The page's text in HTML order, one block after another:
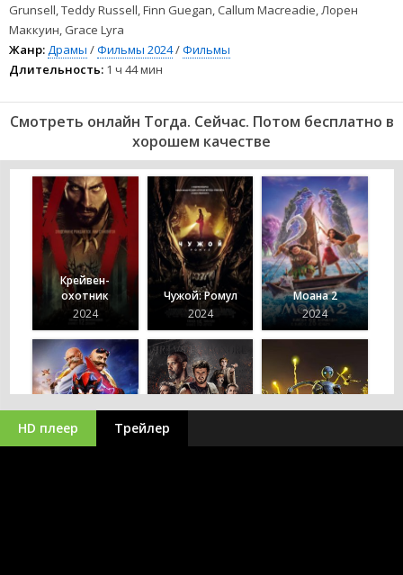
Grunsell, Teddy Russell, Finn Guegan, Callum Macreadie, Лорен
Маккуин, Grace Lyra
Жанр:Драмы /Фильмы 2024/Фильмы
Длительность: 1 ч 44 мин
Смотреть онлайн Тогда. Сейчас. Потом бесплатно в
хорошем качестве
Крейвен-
охотник
2024
Чужой: Ромул
2024
Моана 2
2024
HD плеер Трейлер